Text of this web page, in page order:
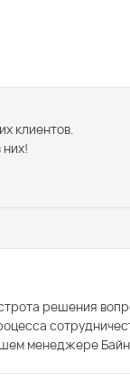
клиентов.
решения
менеджере